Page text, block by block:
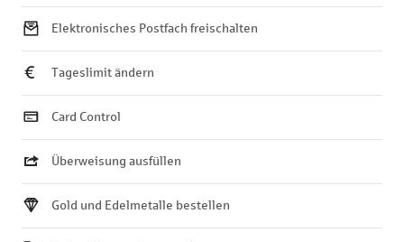
Elektronisches Postfach freischalten
Tageslimit ändern
Card Control
Überweisung ausfüllen
Gold und Edelmetalle bestellen